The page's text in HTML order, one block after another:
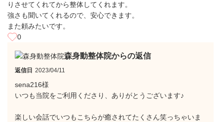
りさせてくれてから整体してくれます。
強さも聞いてくれるので、安心できます。
また頼みたいです。
0
森身動整体院からの返信
返信日 2023/04/11
sena216様
いつも当院をご利用くださり、ありがとうございます♪
楽しい会話でいつもこちらが癒されてたくさん笑っちゃいま